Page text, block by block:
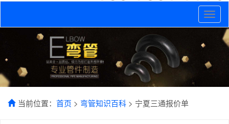
Toggle
当前位置： 首页 > 弯管知识百科 > 宁夏三通报价单